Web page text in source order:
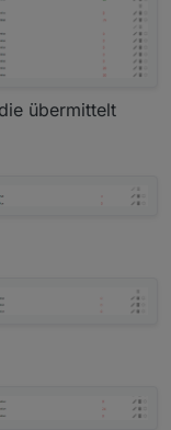
übermittelt